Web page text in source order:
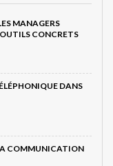
MANAGERS
CONCRETS
DANS
COMMUNICATION